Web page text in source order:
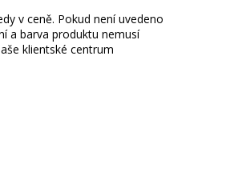
v ceně. Pokud není uvedeno
a barva produktu nemusí
klientské centrum